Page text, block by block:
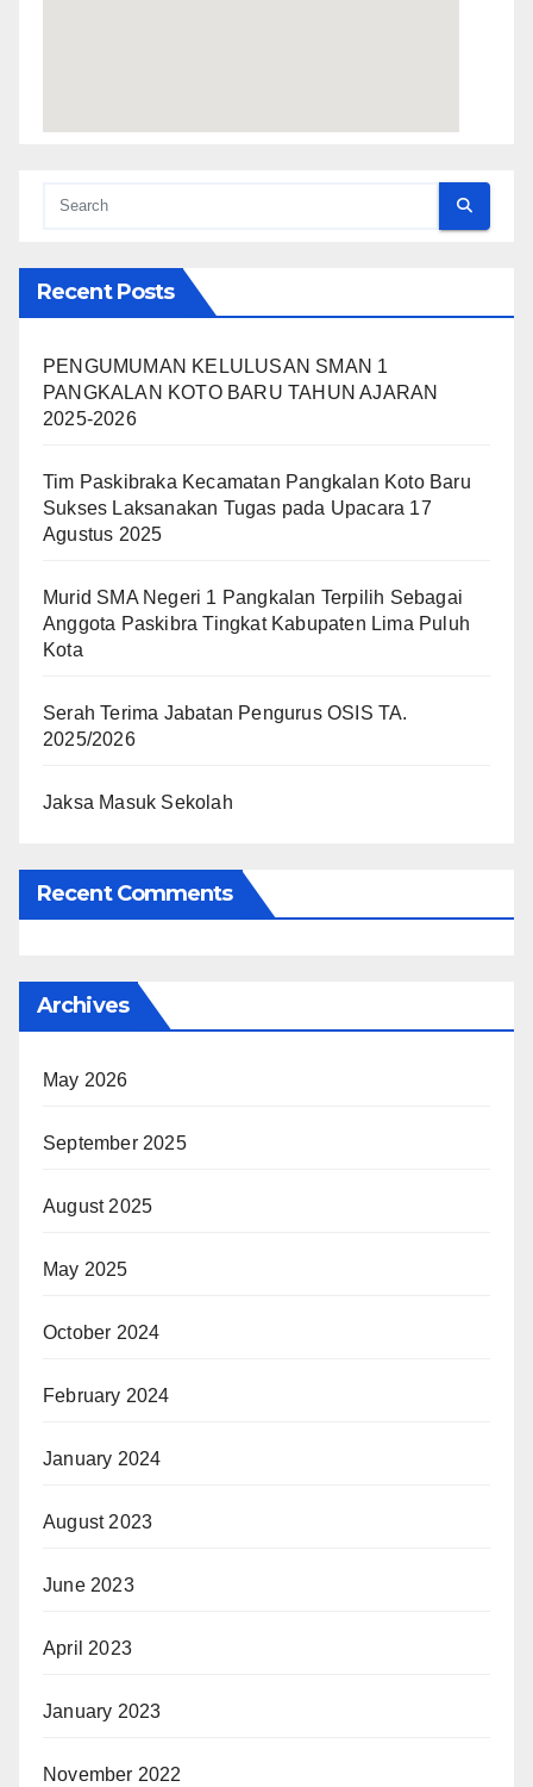
Recent Posts
PENGUMUMAN KELULUSAN SMAN 1
PANGKALAN KOTO BARU TAHUN AJARAN
2025-2026
Tim Paskibraka Kecamatan Pangkalan Koto Baru
Sukses Laksanakan Tugas pada Upacara 17
Agustus 2025
Murid SMA Negeri 1 Pangkalan Terpilih Sebagai
Anggota Paskibra Tingkat Kabupaten Lima Puluh
Kota
Serah Terima Jabatan Pengurus OSIS TA.
2025/2026
Jaksa Masuk Sekolah
Recent Comments
Archives
May 2026
September 2025
August 2025
May 2025
October 2024
February 2024
January 2024
August 2023
June 2023
April 2023
January 2023
November 2022